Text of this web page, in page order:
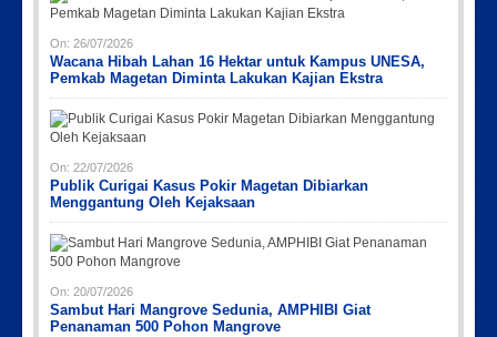
On: 26/07/2026
Wacana Hibah Lahan 16 Hektar untuk Kampus UNESA,
Pemkab Magetan Diminta Lakukan Kajian Ekstra
On: 22/07/2026
Publik Curigai Kasus Pokir Magetan Dibiarkan
Menggantung Oleh Kejaksaan
On: 20/07/2026
Sambut Hari Mangrove Sedunia, AMPHIBI Giat
Penanaman 500 Pohon Mangrove